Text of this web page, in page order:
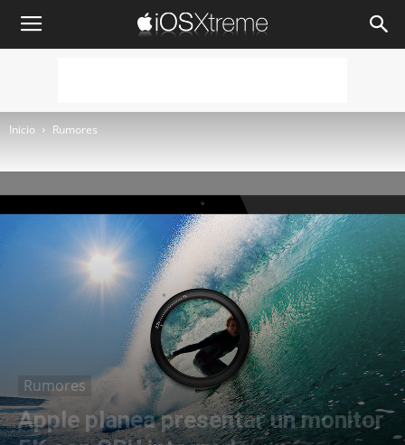
iOSXtreme
Inicio Rumores
Rumores
Apple planea presentar un monitor